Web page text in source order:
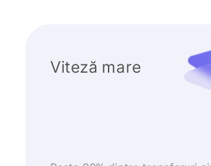
Viteză mare